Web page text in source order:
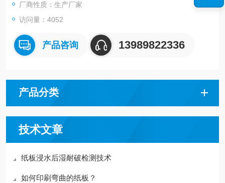
厂商性质：生产厂家
访问量：4052
产品咨询 13989822336
产品分类
技术文章
纸板浸水后湿耐破检测技术
如何印刷弯曲的纸板？